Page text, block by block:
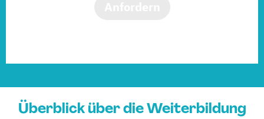
Überblick über die Weiterbildung